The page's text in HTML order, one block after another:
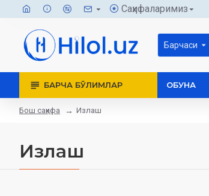
Саҳифаларимиз
Барчаси
БАРЧА БЎЛИМЛАР ОБУНА
Бош саҳифа Излаш
Излаш